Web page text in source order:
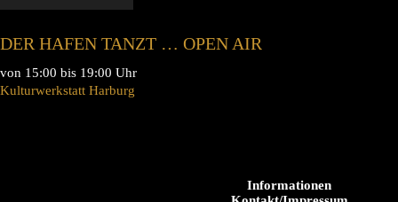
DER HAFEN TANZT … OPEN AIR
von 15:00 bis 19:00 Uhr
Kulturwerkstatt Harburg
Informationen